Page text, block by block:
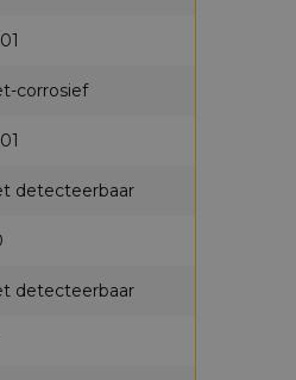
corrosief
detecteerbaar
detecteerbaar